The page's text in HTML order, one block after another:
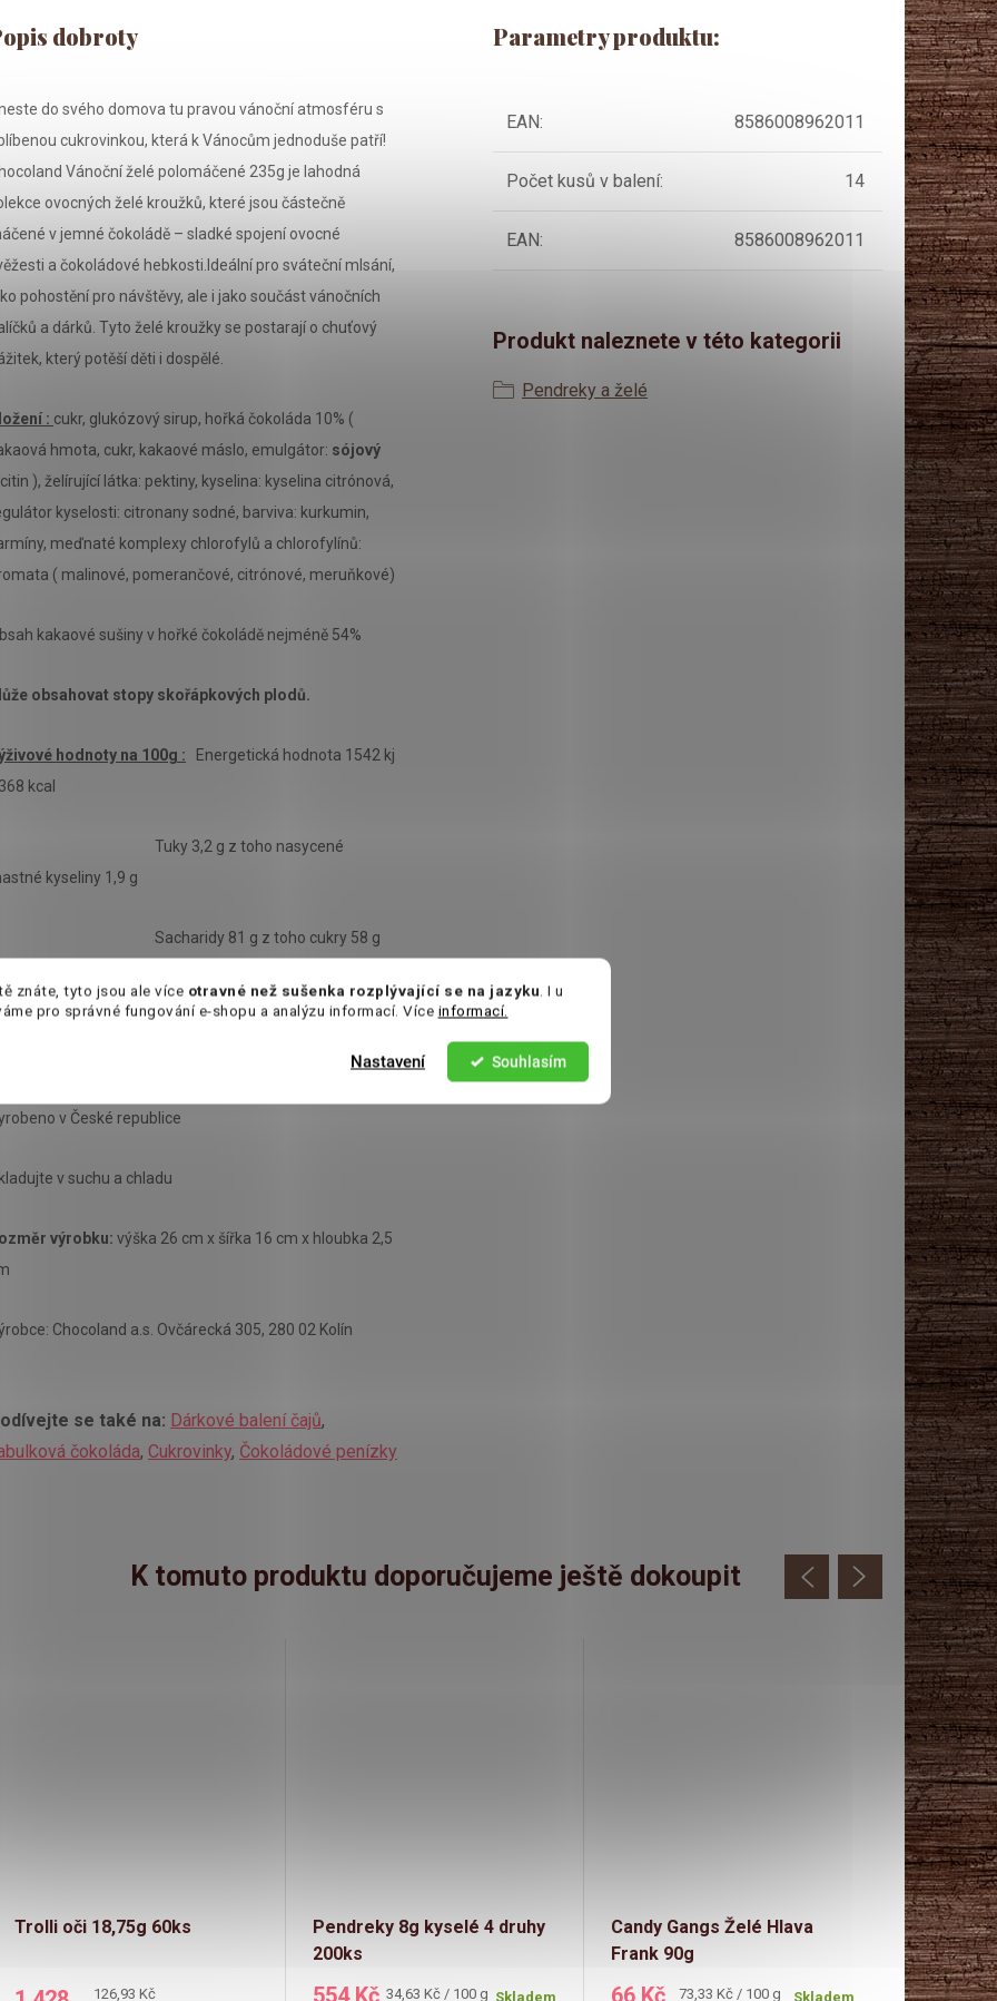
znáte, tyto jsou ale více otravné než sušenka rozplývající se na jazyku . I u
pro správné fungování e-shopu a analýzu informací. Více informací.
Souhlasím
Nastavení
do svého domova tu pravou vánoční atmosféru s
cukrovinkou, která k Vánocům jednoduše patří!
Vánoční želé polomáčené 235g je lahodná
ovocných želé kroužků, které jsou částečně
v jemné čokoládě – sladké spojení ovocné
a čokoládové hebkosti.Ideální pro sváteční mlsání,
pohostění pro návštěvy, ale i jako součást vánočních
a dárků. Tyto želé kroužky se postarají o chuťový
který potěší děti i dospělé.
: cukr, glukózový sirup, hořká čokoláda 10% (
hmota, cukr, kakaové máslo, emulgátor: sójový
), želírující látka: pektiny, kyselina: kyselina citrónová,
kyselosti: citronany sodné, barviva: kurkumin,
meďnaté komplexy chlorofylů a chlorofylínů:
( malinové, pomerančové, citrónové, meruňkové)
kakaové sušiny v hořké čokoládě nejméně 54%
obsahovat stopy skořápkových plodů.
hodnoty na 100g :
Energetická hodnota 1542 kj
kcal
3,2 g z toho nasycené
kyseliny 1,9 g
81 g z toho cukry 58 g
0,6 g, Vláknina 0,8 g
v České republice
v suchu a chladu
výrobku: výška 26 cm x šířka 16 cm x hloubka 2,5
Chocoland a.s. Ovčárecká 305, 280 02 Kolín
se také na: Dárkové balení čajů,
čokoláda, Cukrovinky, Čokoládové penízky
Parametry produktu:
EAN: 8586008962011
Počet kusů v balení: 14
EAN: 8586008962011
Produkt naleznete v této kategorii
Pendreky a želé
K tomuto produktu doporučujeme ještě dokoupit
Trolli oči 18,75g 60ks
Měrná
126,93 Kč
Pendreky 8g kyselé 4 druhy
200ks
554 Kč Měrná
34,63 Kč / 100 g Skladem
Candy Gangs Želé Hlava
Frank 90g
66 Kč
Měrná
73,33 Kč / 100 g Skladem
Výprodej
Minions
meloun
27 Kč